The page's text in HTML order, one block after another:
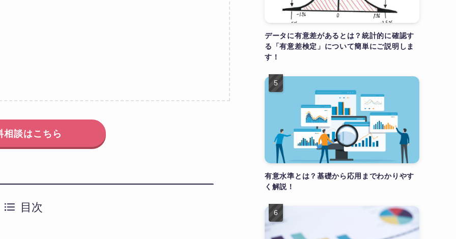
相談はこちら
目次
データに有意差があるとは？統計的に確認す
る「有意差検定」について簡単にご説明しま
す！
有意水準とは？基礎から応用までわかりやす
く解説！